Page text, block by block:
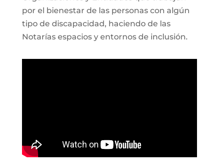
por el bienestar de las personas con algún
tipo de discapacidad, haciendo de las
Notarías espacios y entornos de inclusión.